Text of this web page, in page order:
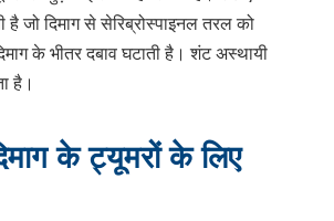
है जो दिमाग से सेरिब्रोस्पाइनल तरल को
के भीतर दबाव घटाती है। शंट अस्थायी
है।
के ट्यूमरों के लिए